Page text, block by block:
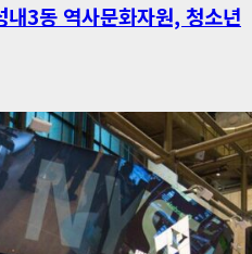
3동 역사문화자원, 청소년